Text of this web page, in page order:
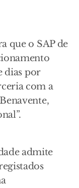
que o SAP de
dias por
com a
admite